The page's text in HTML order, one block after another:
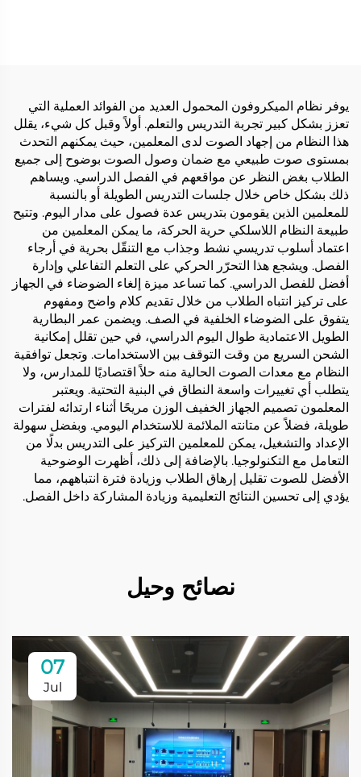
يوفر نظام الميكروفون المحمول العديد من الفوائد العملية التي
تعزز بشكل كبير تجربة التدريس والتعلم. أولاً وقبل كل شيء، يقلل
هذا النظام من إجهاد الصوت لدى المعلمين، حيث يمكنهم التحدث
بمستوى صوت طبيعي مع ضمان وصول الصوت بوضوح إلى جميع
الطلاب بغض النظر عن مواقعهم في الفصل الدراسي. ويساهم
ذلك بشكل خاص خلال جلسات التدريس الطويلة أو بالنسبة
للمعلمين الذين يقومون بتدريس عدة فصول على مدار اليوم. وتتيح
طبيعة النظام اللاسلكي حرية الحركة، ما يمكن المعلمين من
اعتماد أسلوب تدريسي نشط وجذاب مع التنقّل بحرية في أرجاء
الفصل. ويشجع هذا التحرّر الحركي على التعلم التفاعلي وإدارة
أفضل للفصل الدراسي. كما تساعد ميزة إلغاء الضوضاء في الجهاز
على تركيز انتباه الطلاب من خلال تقديم كلام واضح ومفهوم
يتفوق على الضوضاء الخلفية في الصف. ويضمن عمر البطارية
الطويل الاعتمادية طوال اليوم الدراسي، في حين تقلل إمكانية
الشحن السريع من وقت التوقف بين الاستخدامات. وتجعل توافقية
النظام مع معدات الصوت الحالية منه حلاً اقتصاديًا للمدارس، ولا
يتطلب أي تغييرات واسعة النطاق في البنية التحتية. ويعتبر
المعلمون تصميم الجهاز الخفيف الوزن مريحًا أثناء ارتدائه لفترات
طويلة، فضلاً عن متانته الملائمة للاستخدام اليومي. وبفضل سهولة
الإعداد والتشغيل، يمكن للمعلمين التركيز على التدريس بدلًا من
التعامل مع التكنولوجيا. بالإضافة إلى ذلك، أظهرت الوضوحية
الأفضل للصوت تقليل إرهاق الطلاب وزيادة فترة انتباههم، مما
يؤدي إلى تحسين النتائج التعليمية وزيادة المشاركة داخل الفصل.
نصائح وحيل
07
Jul